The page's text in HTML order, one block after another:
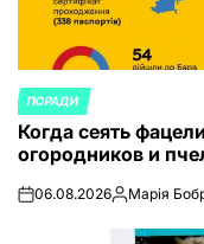
ОПУБЛИКОВАНО
В
ПОРАДИ
Когда сеять
огородников и
on06.08.2026Запись
Марія